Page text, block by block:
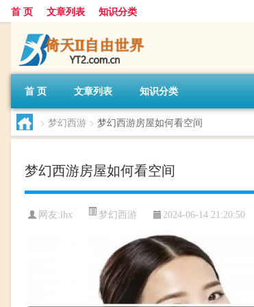
首 页 文章列表 知识分类
首 页 文章列表 知识分类
> 梦幻西游 > 梦幻西游房屋如何看空间
梦幻西游房屋如何看空间
网友: lhx 梦幻西游 2024-06-14 21:20:50